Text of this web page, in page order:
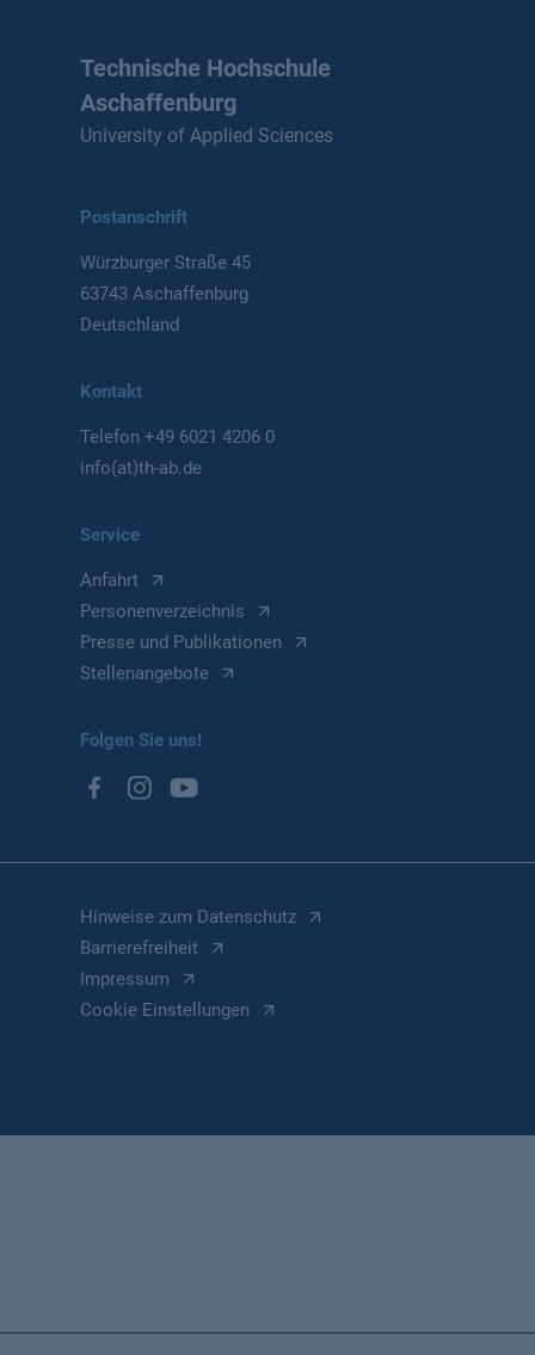
Technische Hochschule
Aschaffenburg
University of Applied Sciences
Postanschrift
Würzburger Straße 45
63743 Aschaffenburg
Deutschland
Kontakt
Telefon+49 6021 4206 0
info(at)th-ab.de
Service
Anfahrt
Personenverzeichnis
Presse und Publikationen
Stellenangebote
Folgen Sie uns!
Hinweise zum Datenschutz
Barrierefreiheit
Impressum
Cookie Einstellungen